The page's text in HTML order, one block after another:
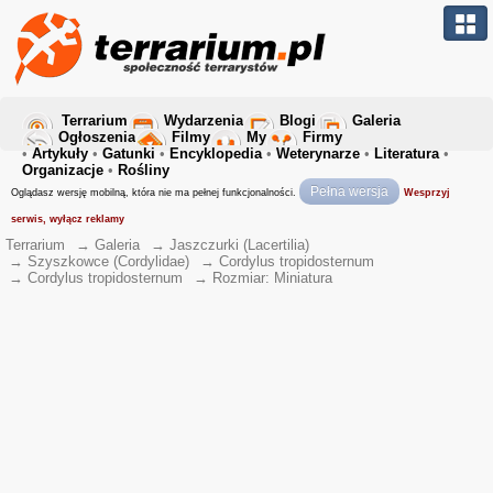
Terrarium Wydarzenia Blogi
Galeria
Ogłoszenia
Filmy My
Firmy
• Artykuły • Gatunki • Encyklopedia• Weterynarze • Literatura•
Organizacje • Rośliny
Oglądasz wersję mobilną, która nie ma pełnej funkcjonalności. Pełna wersja Wesprzyj
serwis, wyłącz reklamy
Terrarium → Galeria → Jaszczurki (Lacertilia)
→ Szyszkowce (Cordylidae) → Cordylus tropidosternum
→ Cordylus tropidosternum → Rozmiar: Miniatura